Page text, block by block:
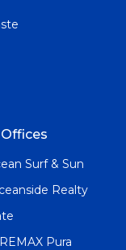
Surf & Sun
Realty
Pura